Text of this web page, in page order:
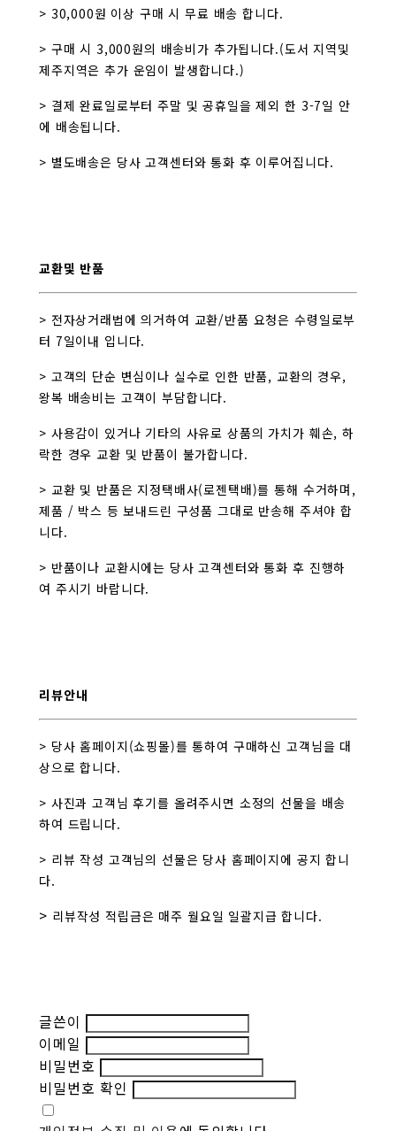
> 30,000원 이상 구매 시 무료 배송 합니다.
> 구매 시 3,000원의 배송비가 추가됩니다.(도서 지역및
제주지역은 추가 운임이 발생합니다.)
> 결제 완료일로부터 주말 및 공휴일을 제외 한 3-7일 안
에 배송됩니다.
> 별도배송은 당사 고객센터와 통화 후 이루어집니다.
교환및 반품
> 전자상거래법에 의거하여 교환/반품 요청은 수령일로부
터 7일이내 입니다.
> 고객의 단순 변심이나 실수로 인한 반품, 교환의 경우,
왕복 배송비는 고객이 부담합니다.
> 사용감이 있거나 기타의 사유로 상품의 가치가 훼손, 하
락한 경우 교환 및 반품이 불가합니다.
> 교환 및 반품은 지정택배사(로젠택배)를 통해 수거하며,
제품 / 박스 등 보내드린 구성품 그대로 반송해 주셔야 합
니다.
> 반품이나 교환시에는 당사 고객센터와 통화 후 진행하
여 주시기 바랍니다.
리뷰안내
> 당사 홈페이지(쇼핑몰)를 통하여 구매하신 고객님을 대
상으로 합니다.
> 사진과 고객님 후기를 올려주시면 소정의 선물을 배송
하여 드립니다.
> 리뷰 작성 고객님의 선물은 당사 홈페이지에 공지 합니
다.
> 리뷰작성 적립금은 매주 월요일 일괄지급 합니다.
글쓴이
이메일
비밀번호
비밀번호 확인